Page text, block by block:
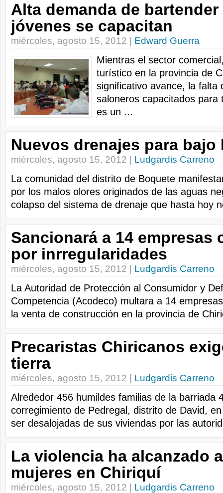
Alta demanda de
jóvenes se capacitan
miércoles, agosto 15, 2012 | Edward Guerra
Mientras el sector
turístico en la provincia de
significativo avance, la falta
saloneros capacitados
es un ...
Nuevos drenajes para bajo
miércoles, agosto 15, 2012 | Ludgardis Carreno
La comunidad del distrito de Boquete
por los malos olores originados de las aguas
colapso del sistema de drenaje que hasta hoy
Sancionará a 14 empresas
por inrregularidades
miércoles, agosto 15, 2012 | Ludgardis Carreno
La Autoridad de Protección al Consumidor y
Competencia (Acodeco) multara a 14
la venta de construcción en la provincia de
Precaristas Chiricanos
tierra
miércoles, agosto 15, 2012 | Ludgardis Carreno
Alrededor 456 humildes familias de la barriada
corregimiento de Pedregal, distrito de David,
ser desalojadas de sus viviendas por las
La violencia ha alcanzado
mujeres en Chiriquí
miércoles, agosto 15, 2012 | Ludgardis Carreno